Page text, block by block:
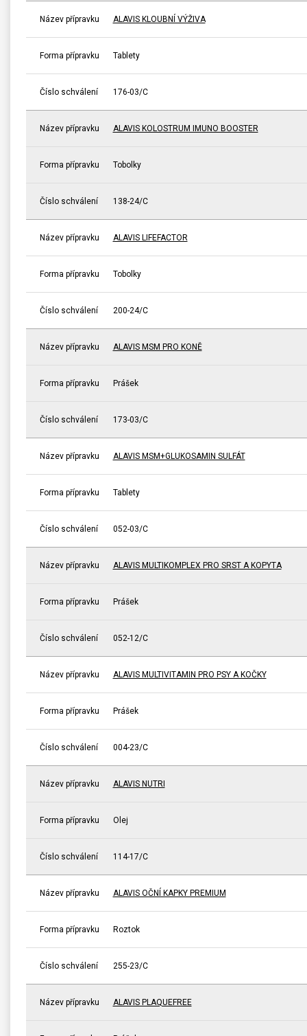
Název přípravku ALAVIS KLOUBNÍ VÝŽIVA
Forma přípravku Tablety
Číslo schválení 176-03/C
Název přípravku ALAVIS KOLOSTRUM IMUNO BOOSTER
Forma přípravku Tobolky
Číslo schválení 138-24/C
Název přípravku ALAVIS LIFEFACTOR
Forma přípravku Tobolky
Číslo schválení 200-24/C
Název přípravku ALAVIS MSM PRO KONĚ
Forma přípravku Prášek
Číslo schválení 173-03/C
Název přípravku ALAVIS MSM+GLUKOSAMIN SULFÁT
Forma přípravku Tablety
Číslo schválení 052-03/C
Název přípravku ALAVIS MULTIKOMPLEX PRO SRST A KOPYTA
Forma přípravku Prášek
Číslo schválení 052-12/C
Název přípravku ALAVIS MULTIVITAMIN PRO PSY A KOČKY
Forma přípravku Prášek
Číslo schválení 004-23/C
Název přípravku ALAVIS NUTRI
Forma přípravku Olej
Číslo schválení 114-17/C
Název přípravku ALAVIS OČNÍ KAPKY PREMIUM
Forma přípravku Roztok
Číslo schválení 255-23/C
Název přípravku ALAVIS PLAQUEFREE